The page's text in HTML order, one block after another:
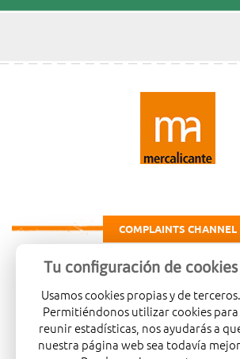
COMPLAINTS CHANNEL
Carretera de Madrid Km. 4, 03007
Administrativo, planta 3ª
966081001
Tu configuración de cookies
Usamos cookies propias y de terceros.
Permitiéndonos utilizar cookies para
reunir estadísticas, nos ayudarás a
nuestra página web sea todavía